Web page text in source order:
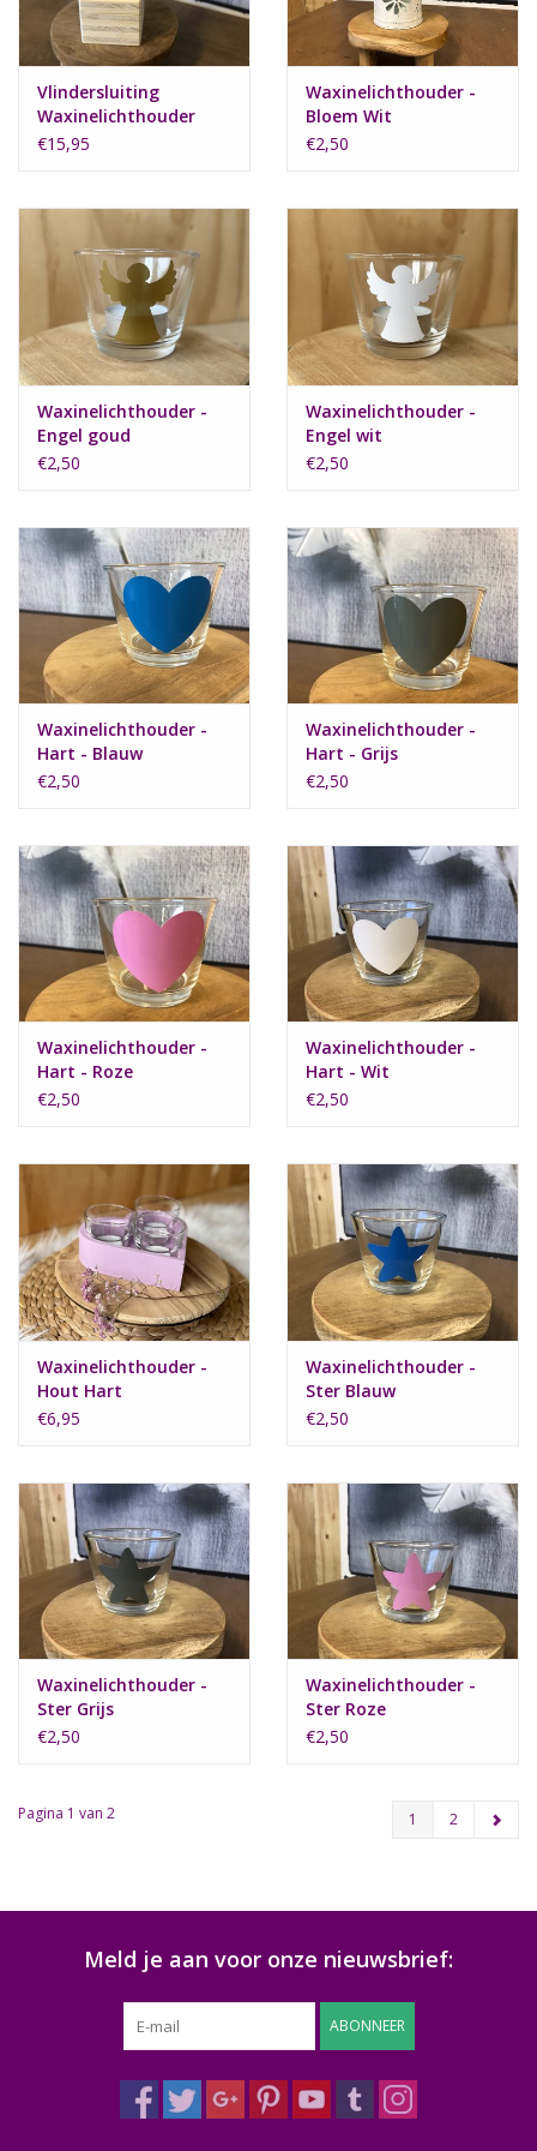
Natuurbegraven
Allerlei
Vanaf 1 jaar
Over ons
Samenwerking
Deutsch
Vlindersluiting
Waxinelichthouder
€15,95
Waxinelichthouder -
Bloem Wit
€2,50
Waxinelichthouder -
Engel goud
€2,50
Waxinelichthouder -
Engel wit
€2,50
Waxinelichthouder -
Hart - Blauw
€2,50
Waxinelichthouder -
Hart - Grijs
€2,50
Waxinelichthouder -
Hart - Roze
€2,50
Waxinelichthouder -
Hart - Wit
€2,50
Waxinelichthouder -
Hout Hart
€6,95
Waxinelichthouder -
Ster Blauw
€2,50
Waxinelichthouder -
Ster Grijs
€2,50
Waxinelichthouder -
Ster Roze
€2,50
Pagina 1 van 2 1 2
Meld je aan voor onze nieuwsbrief:
ABONNEER